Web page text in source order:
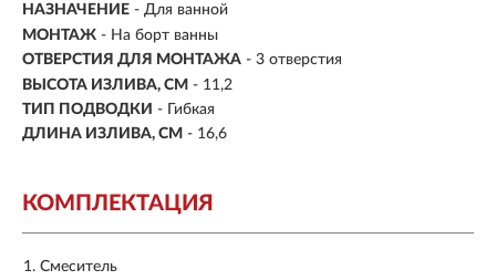
НАЗНАЧЕНИЕ - Для ванной
МОНТАЖ - На борт ванны
ОТВЕРСТИЯ ДЛЯ МОНТАЖА - 3 отверстия
ВЫСОТА ИЗЛИВА, СМ - 11,2
ТИП ПОДВОДКИ -
Гибкая
ДЛИНА ИЗЛИВА, СМ - 16,6
КОМПЛЕКТАЦИЯ
Смеситель